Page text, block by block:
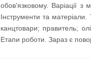
обов'язковому. Варіації
Інструменти та
канцтовари; правитель;
Етапи роботи. Зараз є